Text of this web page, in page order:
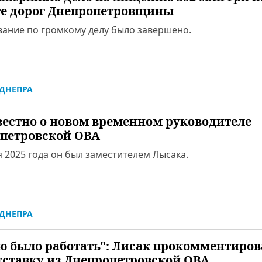
дорог Днепропетровщины
по громкому делу было завершено.
о новом временном руководителе
ОВА
2025 года он был заместителем Лысака.
было работать": Лисак